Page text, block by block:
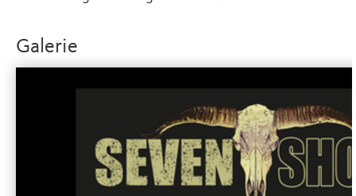
Galerie